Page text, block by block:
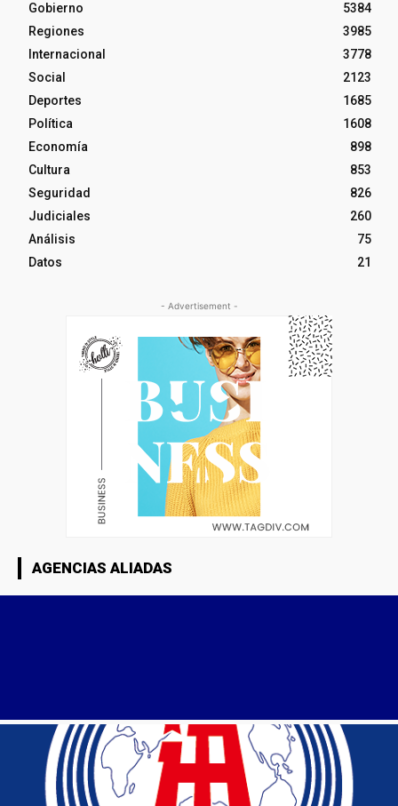
Gobierno
5384
Regiones
3985
Internacional
3778
Social
2123
Deportes
1685
Política
1608
Economía
898
Cultura
853
Seguridad
826
Judiciales
260
Análisis
75
Datos
21
- Advertisement -
AGENCIAS ALIADAS